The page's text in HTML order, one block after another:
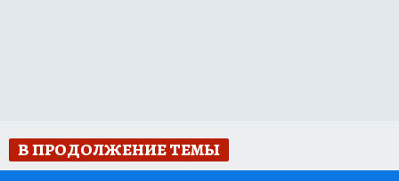
В ПРОДОЛЖЕНИЕ ТЕМЫ